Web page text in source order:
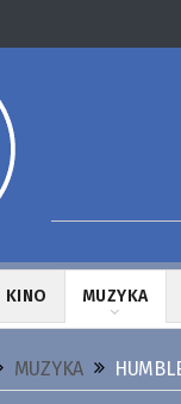
KINO MUZYKA
MUZYKA